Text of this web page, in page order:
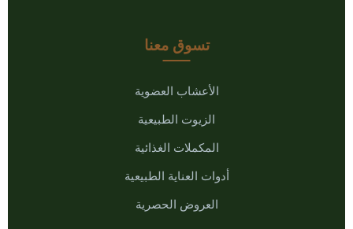
تسوق معنا
الأعشاب العضوية
الزيوت الطبيعية
المكملات الغذائية
أدوات العناية الطبيعية
العروض الحصرية